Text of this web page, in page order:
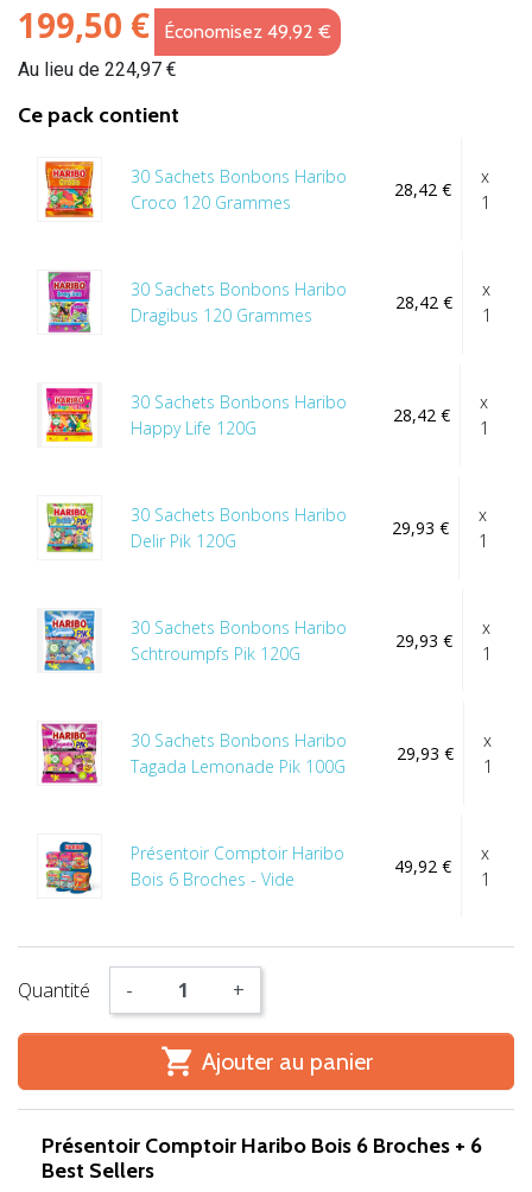
199,50 €
Économisez 49,92 €
Au lieu de 224,97 €
Ce pack contient
30 Sachets Bonbons Haribo
Croco 120 Grammes
28,42 €
x
1
30 Sachets Bonbons Haribo
Dragibus 120 Grammes
28,42 €
x
1
30 Sachets Bonbons Haribo
Happy Life 120G
28,42 €
x
1
30 Sachets Bonbons Haribo
Delir Pik 120G
29,93 €
x
1
30 Sachets Bonbons Haribo
Schtroumpfs Pik 120G
29,93 €
x
1
30 Sachets Bonbons Haribo
Tagada Lemonade Pik 100G
29,93 €
x
1
Présentoir Comptoir Haribo
Bois 6 Broches - Vide
49,92 €
x
1
Quantité - +
 Ajouter au panier
Présentoir Comptoir Haribo Bois 6 Broches + 6
Best Sellers